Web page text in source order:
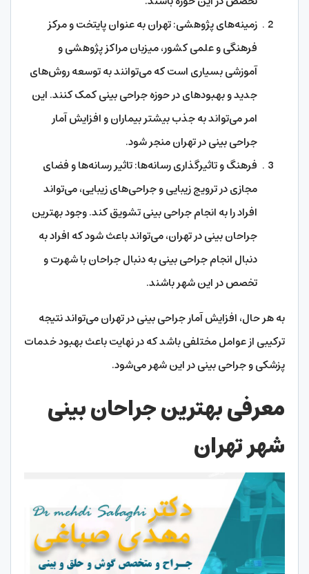
زمینه‌های پژوهشی: تهران به عنوان پایتخت و مرکز
فرهنگی و علمی کشور، میزبان مراکز پژوهشی و
آموزشی بسیاری است که می‌توانند به توسعه روش‌های
جدید و بهبودهای در حوزه جراحی بینی کمک کنند. این
امر می‌تواند به جذب بیشتر بیماران و افزایش آمار
جراحی بینی در تهران منجر شود.
فرهنگ و تاثیرگذاری رسانه‌ها: تاثیر رسانه‌ها و فضای
مجازی در ترویج زیبایی و جراحی‌های زیبایی، می‌تواند
افراد را به انجام جراحی بینی تشویق کند. وجود بهترین
جراحان بینی در تهران، می‌تواند باعث شود که افراد به
دنبال انجام جراحی بینی به دنبال جراحان با شهرت و
تخصص در این شهر باشند.
به هر حال، افزایش آمار جراحی بینی در تهران می‌تواند نتیجه
ترکیبی از عوامل مختلفی باشد که در نهایت باعث بهبود خدمات
پزشکی و جراحی بینی در این شهر می‌شود.
معرفی بهترین جراحان بینی
شهر تهران